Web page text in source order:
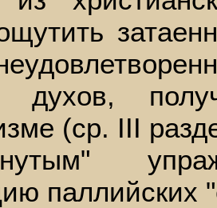
духов,
(ср. III
паллийских